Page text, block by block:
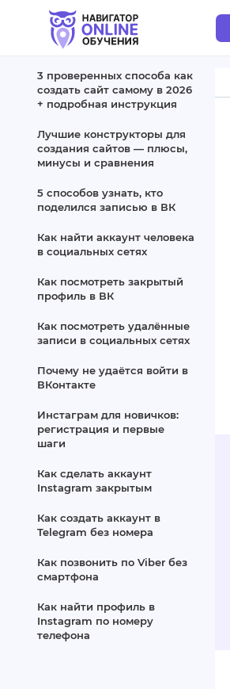
3 проверенных способа как
создать сайт самому в 2026
+ подробная инструкция
Лучшие конструкторы для
создания сайтов — плюсы,
минусы и сравнения
5 способов узнать, кто
поделился записью в ВК
Как найти аккаунт человека
в социальных сетях
Как посмотреть закрытый
профиль в ВК
Как посмотреть удалённые
записи в социальных сетях
Почему не удаётся войти в
ВКонтакте
Инстаграм для новичков:
регистрация и первые
шаги
Как сделать аккаунт
Instagram закрытым
Как создать аккаунт в
Telegram без номера
Как позвонить по Viber без
смартфона
Как найти профиль в
Instagram по номеру
телефона